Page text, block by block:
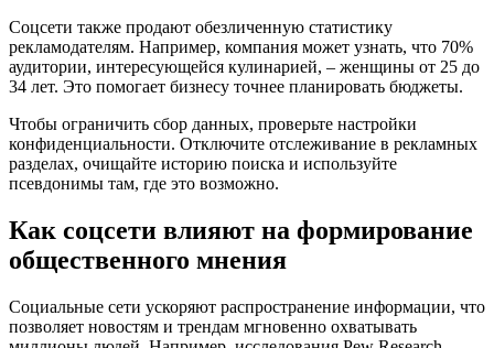
Соцсети также продают обезличенную статистику
рекламодателям. Например, компания может узнать, что 70%
аудитории, интересующейся кулинарией, – женщины от 25 до
34 лет. Это помогает бизнесу точнее планировать бюджеты.
Чтобы ограничить сбор данных, проверьте настройки
конфиденциальности. Отключите отслеживание в рекламных
разделах, очищайте историю поиска и используйте
псевдонимы там, где это возможно.
Как соцсети влияют на формирование
общественного мнения
Социальные сети ускоряют распространение информации, что
позволяет новостям и трендам мгновенно охватывать